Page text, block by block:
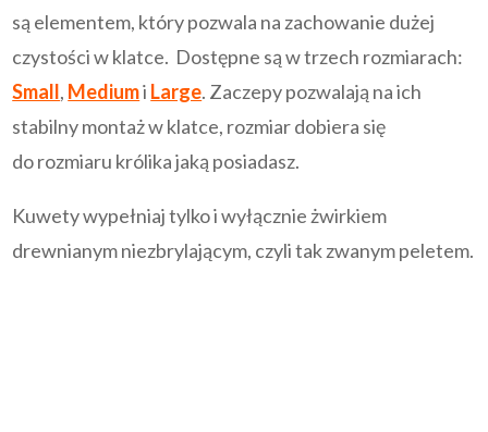
są elementem, który pozwala na zachowanie dużej
czystości w klatce. Dostępne są w trzech rozmiarach:
Small, Mediumi Large. Zaczepy pozwalają na ich
stabilny montaż w klatce, rozmiar dobiera się
do rozmiaru królika jaką posiadasz.
Kuwety wypełniaj tylko i wyłącznie żwirkiem
drewnianym niezbrylającym, czyli tak zwanym peletem.